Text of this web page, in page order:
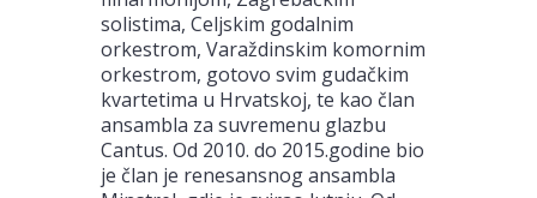
solistima, Celjskim godalnim
orkestrom, Varaždinskim komornim
orkestrom, gotovo svim gudačkim
kvartetima u Hrvatskoj, te kao član
ansambla za suvremenu glazbu
Cantus. Od 2010. do 2015.godine bio
je član je renesansnog ansambla